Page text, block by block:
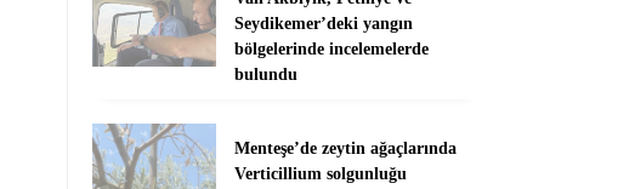
Seydikemer’deki yangın
bölgelerinde incelemelerde
bulundu
Menteşe’de zeytin ağaçlarında
Verticillium solgunluğu